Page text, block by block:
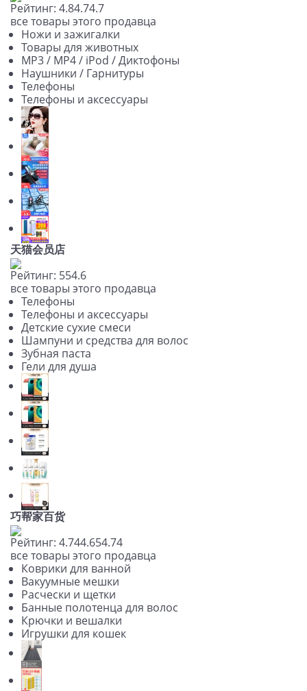
Рейтинг: 4.84.74.7
все товары этого продавца
Ножи и зажигалки
Товары для животных
MP3 / MP4 / iPod / Диктофоны
Наушники / Гарнитуры
Телефоны
Телефоны и аксессуары
天猫会员店
Рейтинг: 554.6
все товары этого продавца
Телефоны
Телефоны и аксессуары
Детские сухие смеси
Шампуни и средства для волос
Зубная паста
Гели для душа
巧帮家百货
Рейтинг: 4.744.654.74
все товары этого продавца
Коврики для ванной
Вакуумные мешки
Расчески и щетки
Банные полотенца для волос
Крючки и вешалки
Игрушки для кошек